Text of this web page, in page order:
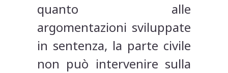
quanto alle
argomentazioni sviluppate
in sentenza, la parte civile
non può intervenire sulla